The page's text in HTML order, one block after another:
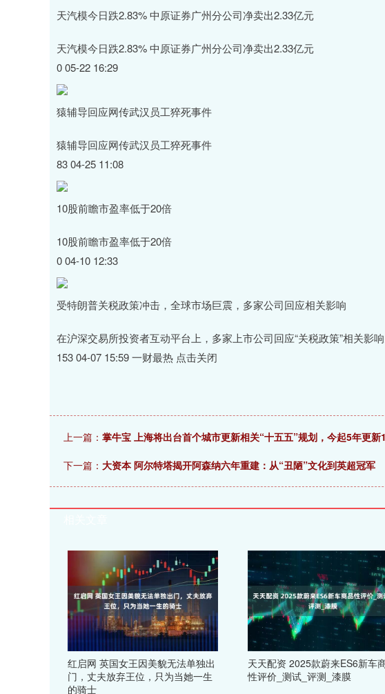
天汽模今日跌2.83% 中原证券广州分公司净卖出2.33亿元
天汽模今日跌2.83% 中原证券广州分公司净卖出2.33亿元
0 05-22 16:29
猿辅导回应网传武汉员工猝死事件
猿辅导回应网传武汉员工猝死事件
83 04-25 11:08
10股前瞻市盈率低于20倍
10股前瞻市盈率低于20倍
0 04-10 12:33
受特朗普关税政策冲击，全球市场巨震，多家公司回应相关影响
在沪深交易所投资者互动平台上，多家上市公司回应“关税政策”相关影响
153 04-07 15:59 一财最热 点击关闭
上一篇： 掌牛宝 上海将出台首个城市更新相关“十五五”规划，今起5年更新
下一篇： 大资本 阿尔特塔揭开阿森纳六年重建：从“丑陋”文化到英超冠军
红启网 英国女王因美貌无法单独出
门，丈夫放弃王位，只为当她一生
的骑士
天天配资 2025款蔚来ES6新车
性评价_测试_评测_漆膜